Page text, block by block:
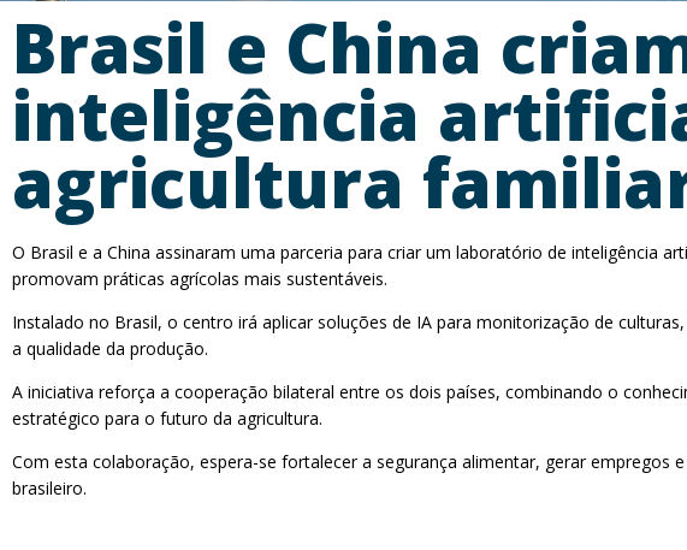
Brasil e China
inteligência
agricultura
O Brasil e a China assinaram uma parceria para criar um laboratório de inteligência
promovam práticas agrícolas mais sustentáveis.
Instalado no Brasil, o centro irá aplicar soluções de IA para monitorização de
a qualidade da produção.
A iniciativa reforça a cooperação bilateral entre os dois países, combinando o
estratégico para o futuro da agricultura.
Com esta colaboração, espera-se fortalecer a segurança alimentar, gerar
brasileiro.